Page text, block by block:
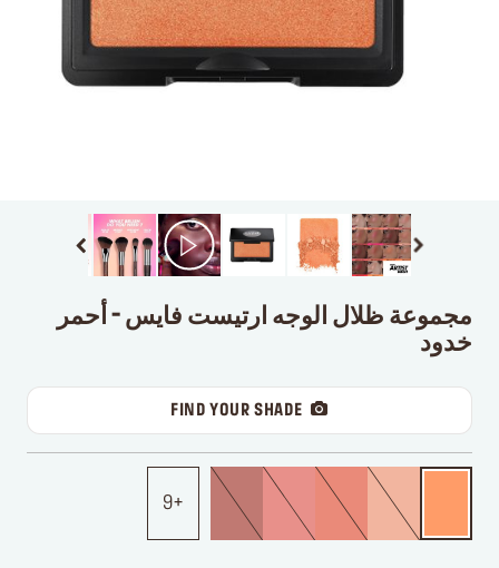
مجموعة ظلال الوجه ارتيست فايس - أحمر
خدود
FIND YOUR SHADE
9